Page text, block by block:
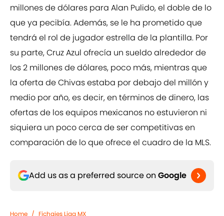
millones de dólares para Alan Pulido, el doble de lo
que ya pecibía. Además, se le ha prometido que
tendrá el rol de jugador estrella de la plantilla. Por
su parte, Cruz Azul ofrecía un sueldo alrededor de
los 2 millones de dólares, poco más, mientras que
la oferta de Chivas estaba por debajo del millón y
medio por año, es decir, en términos de dinero, las
ofertas de los equipos mexicanos no estuvieron ni
siquiera un poco cerca de ser competitivas en
comparación de lo que ofrece el cuadro de la MLS.
Add us as a preferred source on Google
Home / Fichajes Liga MX